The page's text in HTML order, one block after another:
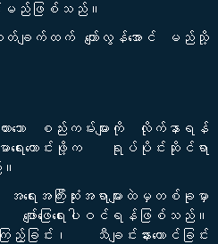
င်မည်ဖြစ်သည်။
ျက်ထက် ကျော်လွန်အောင် မည်သို့
ာ စည်းကမ်းများကို လိုက်နာရန်
ရေးကောင်းဖို့က ရုပ်ပိုင်းဆိုင်ရာ
။
အကြီးဆုံးအရာများထဲမှတစ်ခုမှာ
ာ်ဖြေရေးပါဝင်ရန်ဖြစ်သည်။
ြင်း၊ သီချင်းနားထောင်ခြင်း